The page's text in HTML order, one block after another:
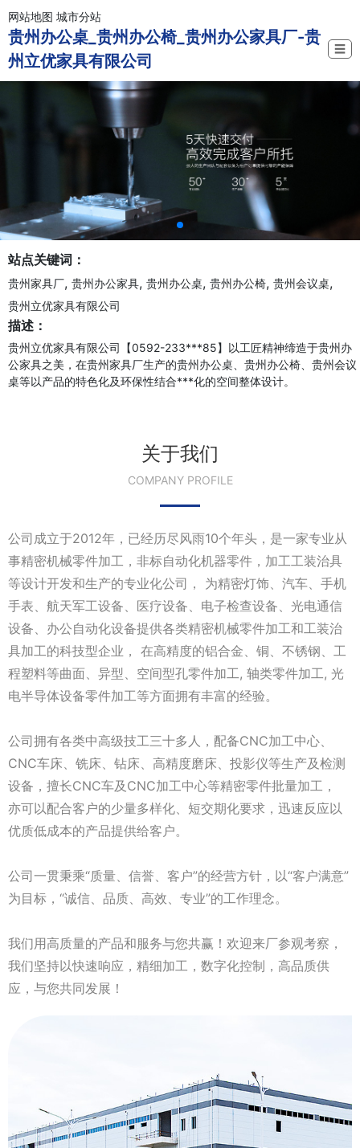
网站地图 城市分站
贵州办公桌_贵州办公椅_贵州办公家具厂-贵
州立优家具有限公司
☰
站点关键词：
贵州家具厂, 贵州办公家具, 贵州办公桌, 贵州办公椅, 贵州会议桌,
贵州立优家具有限公司
描述：
贵州立优家具有限公司【0592-233***85】以工匠精神缔造于贵州办
公家具之美，在贵州家具厂生产的贵州办公桌、贵州办公椅、贵州会议
桌等以产品的特色化及环保性结合***化的空间整体设计。
关于我们
COMPANY PROFILE
公司成立于2012年，已经历尽风雨10个年头，是一家专业从
事精密机械零件加工，非标自动化机器零件，加工工装治具
等设计开发和生产的专业化公司， 为精密灯饰、汽车、手机
手表、航天军工设备、医疗设备、电子检查设备、光电通信
设备、办公自动化设备提供各类精密机械零件加工和工装治
具加工的科技型企业， 在高精度的铝合金、铜、不锈钢、工
程塑料等曲面、异型、空间型孔零件加工, 轴类零件加工, 光
电半导体设备零件加工等方面拥有丰富的经验。
公司拥有各类中高级技工三十多人，配备CNC加工中心、
CNC车床、铣床、钻床、高精度磨床、投影仪等生产及检测
设备，擅长CNC车及CNC加工中心等精密零件批量加工，
亦可以配合客户的少量多样化、短交期化要求，迅速反应以
优质低成本的产品提供给客户。
公司一贯秉乘“质量、信誉、客户”的经营方针，以“客户满意”
为目标，“诚信、品质、高效、专业”的工作理念。
我们用高质量的产品和服务与您共赢！欢迎来厂参观考察，
我们坚持以快速响应，精细加工，数字化控制，高品质供
应，与您共同发展！